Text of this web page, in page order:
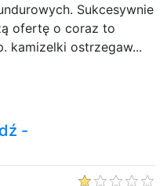
Sukcesywnie
ofertę o coraz to
kamizelki ostrzegaw...
-